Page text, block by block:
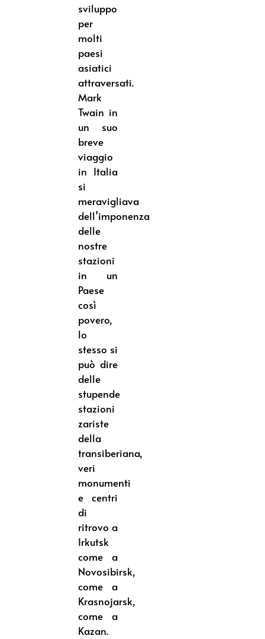
sviluppo
per
molti
paesi
asiatici
attraversati.
Mark
Twain in
un suo
breve
viaggio
in Italia
si
meravigliava
dell’imponenza
delle
nostre
stazioni
in un
Paese
così
povero,
lo
stesso si
può dire
delle
stupende
stazioni
zariste
della
transiberiana,
veri
monumenti
e centri
di
ritrovo a
Irkutsk
come a
Novosibirsk,
come a
Krasnojarsk,
come a
Kazan.